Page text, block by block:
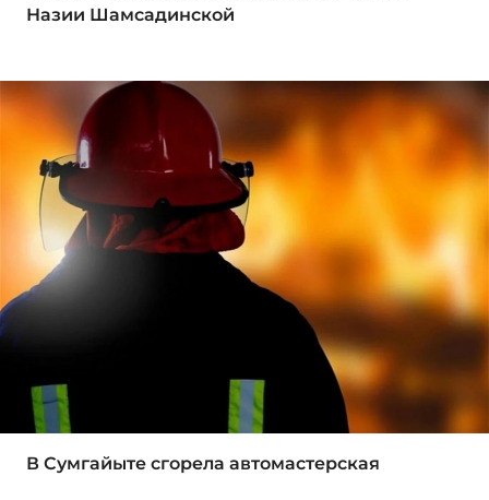
Назии Шамсадинской
В Сумгайыте сгорела автомастерская